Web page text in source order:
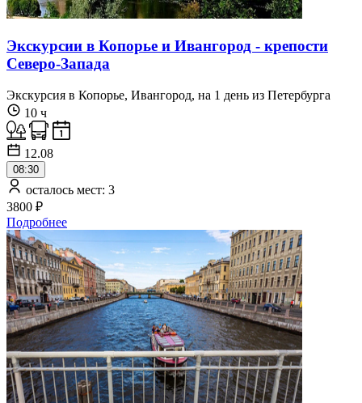
Экскурсии в Копорье и Ивангород - крепости
Северо-Запада
Экскурсия в Копорье, Ивангород, на 1 день из Петербурга
10 ч
12.08
08:30
осталось мест: 3
3800 ₽
Подробнее